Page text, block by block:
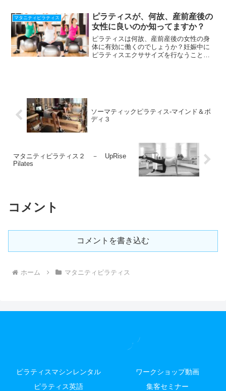
ないエリアです...
マタニティピラティス
ピラティスが、何故、産前産後の
女性に良いのか知ってますか？
ピラティスは何故、産前産後の女性の身
体に有効に働くのでしょうか？妊娠中に
ピラティスエクササイズを行なうことが
ソーマティックピラティス-マインド＆ボ
ディ３
マタニティピラティス２ － UpRise
Pilates
コメント
コメントを書き込む
ホーム マタニティピラティス
ピラティスマシンレンタル
ワークショップ動画
ピラティス英語
集客セミナー